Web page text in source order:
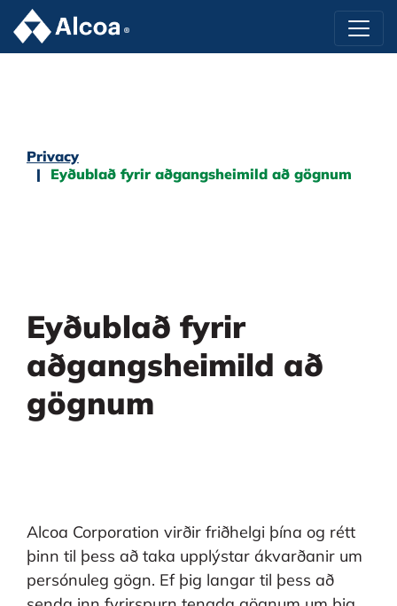
Privacy
Eyðublað fyrir aðgangsheimild að gögnum
Eyðublað fyrir
aðgangsheimild að
gögnum
Alcoa Corporation virðir friðhelgi þína og rétt
þinn til þess að taka upplýstar ákvarðanir um
persónuleg gögn. Ef þig langar til þess að